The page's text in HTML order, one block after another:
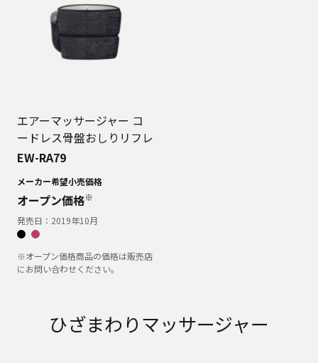
エアーマッサージャー コ
ードレス骨盤おしりリフレ
EW-RA79
メーカー希望小売価格
オープン価格※
発売日： 2019年10月
※オープン価格商品の価格は販売店
にお問い合わせください。
ひざまわりマッサージャー